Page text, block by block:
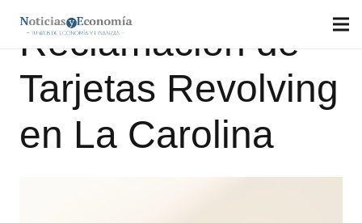
Reclamación de
Tarjetas Revolving
en La Carolina